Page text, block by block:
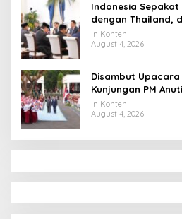
Indonesia
dengan Thailand,
Ekonomi Digital
In Konten
August 4, 2026
Disambut
Kunjungan PM
Hubungan
In Konten
August 4, 2026